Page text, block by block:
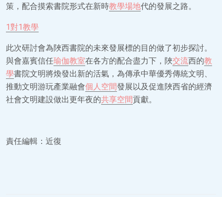
策，配合摸索書院形式在新時教學場地代的發展之路。
1對1教學
此次研討會為陜西書院的未來發展標的目的做了初步探討。
與會嘉賓信任瑜伽教室在各方的配合盡力下，陜交流西的教
學書院文明將煥發出新的活氣，為傳承中華優秀傳統文明、
推動文明游玩產業融會個人空間發展以及促進陜西省的經濟
社會文明建設做出更年夜的共享空間貢獻。
責任編輯：近復